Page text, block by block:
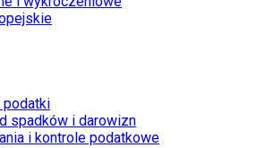
podatki
spadków i darowizn
i kontrole podatkowe